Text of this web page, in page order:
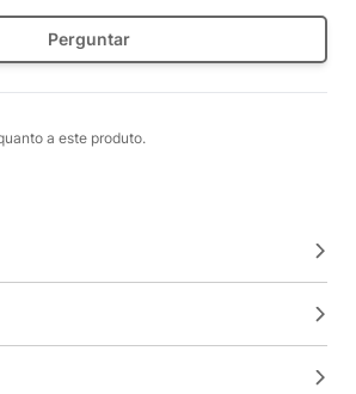
Perguntar
a este produto.